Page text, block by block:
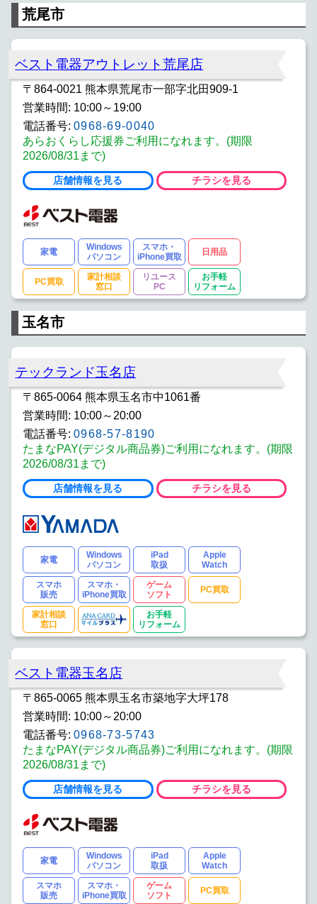
荒尾市
ベスト電器アウトレット荒尾店
〒864-0021 熊本県荒尾市一部字北田909-1
営業時間: 10:00～19:00
電話番号: 0968-69-0040
あらおくらし応援券ご利用になれます。(期限
2026/08/31まで)
店舗情報を見る チラシを見る
家電
Windows
パソコン
スマホ・
iPhone買取
日用品
PC買取
家計相談
窓口
リユース
PC
お手軽
リフォーム
玉名市
テックランド玉名店
〒865-0064 熊本県玉名市中1061番
営業時間: 10:00～20:00
電話番号: 0968-57-8190
たまなPAY(デジタル商品券)ご利用になれます。(期限
2026/08/31まで)
店舗情報を見る チラシを見る
家電
Windows
パソコン
iPad
取扱
Apple
Watch
スマホ
販売
スマホ・
iPhone買取
ゲーム
ソフト
PC買取
家計相談
窓口
お手軽
リフォーム
ベスト電器玉名店
〒865-0065 熊本県玉名市築地字大坪178
営業時間: 10:00～20:00
電話番号: 0968-73-5743
たまなPAY(デジタル商品券)ご利用になれます。(期限
2026/08/31まで)
店舗情報を見る チラシを見る
家電
Windows
パソコン
iPad
取扱
Apple
Watch
スマホ
販売
スマホ・
iPhone買取
ゲーム
ソフト
PC買取